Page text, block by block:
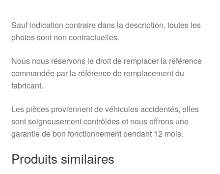
Sauf indication contraire dans la description, toutes les
photos sont non contractuelles.
Nous nous réservons le droit de remplacer la référence
commandée par la référence de remplacement du
fabricant.
Les pièces proviennent de véhicules accidentés, elles
sont soigneusement contrôlées et nous offrons une
garantie de bon fonctionnement pendant 12 mois.
Produits similaires